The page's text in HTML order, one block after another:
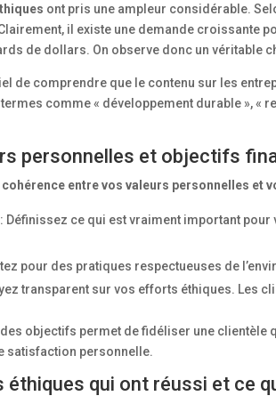
ont pris une ampleur considérable.
il existe une demande croissante
de dollars. On observe donc un véritable
de comprendre que le contenu sur les
comme « développement durable », «
personnelles et objectifs
cohérence entre vos valeurs personnelles et
: Définissez ce qui est vraiment important
pour des pratiques respectueuses de
transparent sur vos efforts éthiques. Les
objectifs permet de fidéliser une
satisfaction personnelle.
qui ont réussi et ce